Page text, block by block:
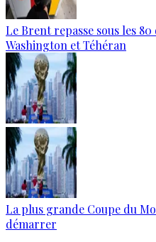
Le Brent repasse sous les
Washington et Téhéran
La plus grande Coupe du
démarrer